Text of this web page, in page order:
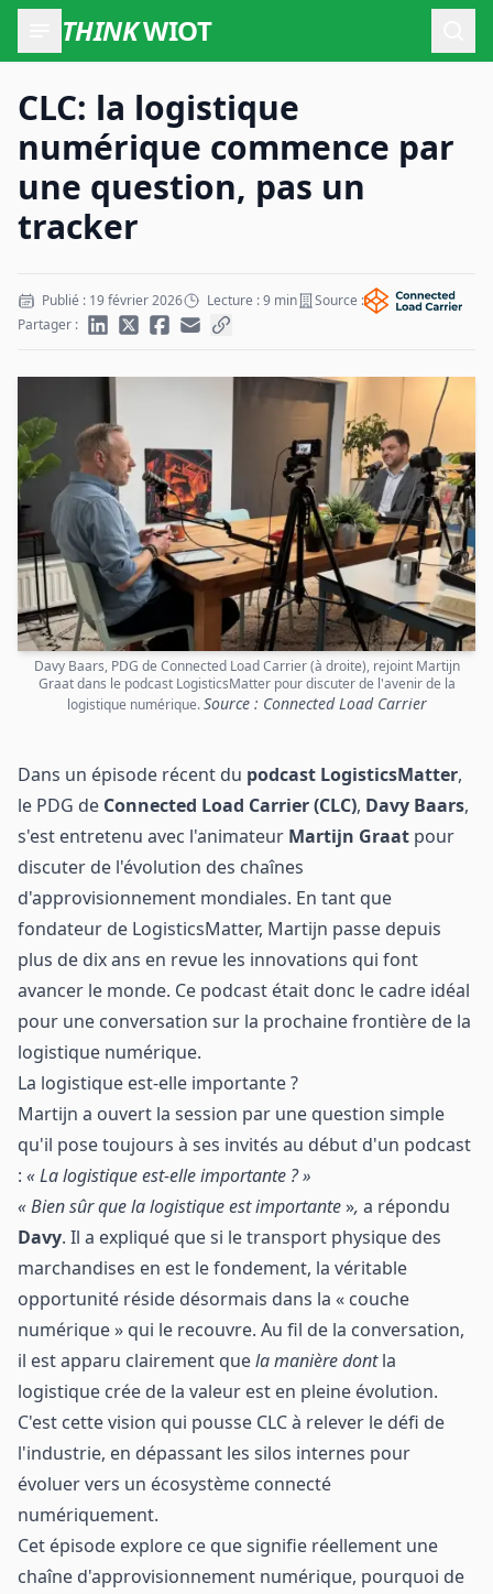
THINKWIOT
CLC: la logistique
numérique commence par
une question, pas un
tracker
Publié : 19 février 2026 Lecture : 9 min
Source :
Partager :
Davy Baars, PDG de Connected Load Carrier (à droite), rejoint Martijn
Graat dans le podcast LogisticsMatter pour discuter de l'avenir de la
logistique numérique.Source : Connected Load Carrier
Dans un épisode récent du podcast LogisticsMatter,
le PDG de Connected Load Carrier (CLC), Davy Baars,
s'est entretenu avec l'animateur Martijn Graat pour
discuter de l'évolution des chaînes
d'approvisionnement mondiales. En tant que
fondateur de LogisticsMatter, Martijn passe depuis
plus de dix ans en revue les innovations qui font
avancer le monde. Ce podcast était donc le cadre idéal
pour une conversation sur la prochaine frontière de la
logistique numérique.
La logistique est-elle importante ?
Martijn a ouvert la session par une question simple
qu'il pose toujours à ses invités au début d'un podcast
: « La logistique est-elle importante ? »
« Bien sûr que la logistique est importante», a répondu
Davy. Il a expliqué que si le transport physique des
marchandises en est le fondement, la véritable
opportunité réside désormais dans la « couche
numérique » qui le recouvre. Au fil de la conversation,
il est apparu clairement quela manière dontla
logistique crée de la valeur est en pleine évolution.
C'est cette vision qui pousse CLC à relever le défi de
l'industrie, en dépassant les silos internes pour
évoluer vers un écosystème connecté
numériquement.
Cet épisode explore ce que signifie réellement une
chaîne d'approvisionnement numérique, pourquoi de